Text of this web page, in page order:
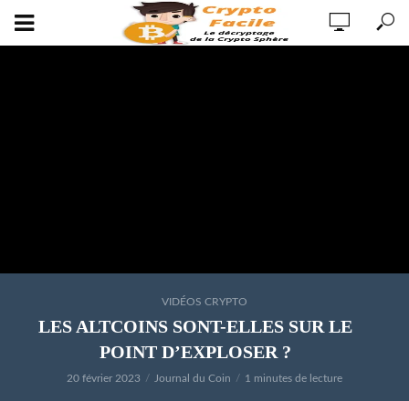
VIDÉOS CRYPTO
LES ALTCOINS SONT-ELLES SUR LE
POINT D’EXPLOSER ?
20 février 2023 Journal du Coin 1 minutes de lecture